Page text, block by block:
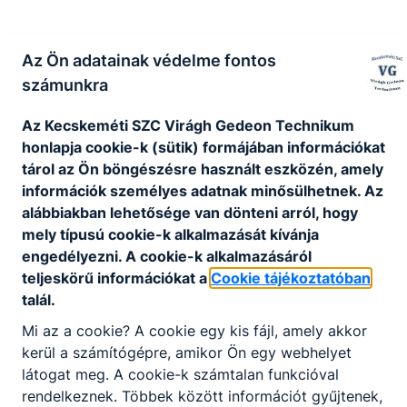
Az Ön adatainak védelme fontos
számunkra
Az Kecskeméti SZC Virágh Gedeon Technikum
honlapja cookie-k (sütik) formájában információkat
tárol az Ön böngészésre használt eszközén, amely
információk személyes adatnak minősülhetnek. Az
alábbiakban lehetősége van dönteni arról, hogy
mely típusú cookie-k alkalmazását kívánja
engedélyezni. A cookie-k alkalmazásáról
teljeskörű információkat a Cookie tájékoztatóban
talál.
Mi az a cookie? A cookie egy kis fájl, amely akkor
kerül a számítógépre, amikor Ön egy webhelyet
látogat meg. A cookie-k számtalan funkcióval
rendelkeznek. Többek között információt gyűjtenek,